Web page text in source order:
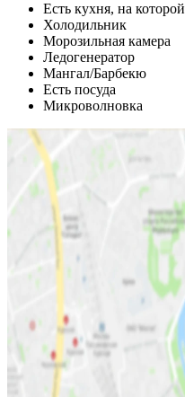
Есть кухня, на
Холодильник
Морозильная камера
Ледогенератор
Мангал/Барбекю
Есть посуда
Микроволновка